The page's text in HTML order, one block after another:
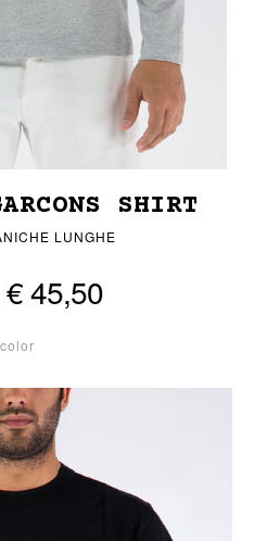
SHIRT
LUNGHE
€ 45,50